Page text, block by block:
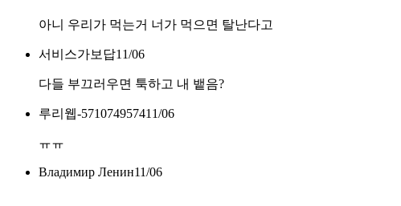
아니 우리가 먹는거 너가 먹으면 탈난다고
서비스가보답11/06
다들 부끄러우면 툭하고 내 뱉음?
루리웹-571074957411/06
ㅠㅠ
Владимир Ленин11/06